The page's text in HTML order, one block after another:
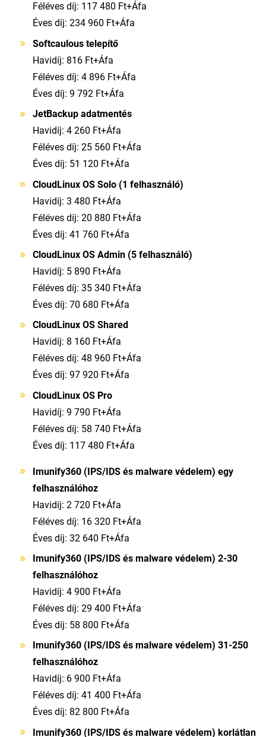
Féléves díj: 117 480 Ft+Áfa
Éves díj: 234 960 Ft+Áfa
Softcaulous telepítő
Havidíj: 816 Ft+Áfa
Féléves díj: 4 896 Ft+Áfa
Éves díj: 9 792 Ft+Áfa
JetBackup adatmentés
Havidíj: 4 260 Ft+Áfa
Féléves díj: 25 560 Ft+Áfa
Éves díj: 51 120 Ft+Áfa
CloudLinux OS Solo (1 felhasználó)
Havidíj: 3 480 Ft+Áfa
Féléves díj: 20 880 Ft+Áfa
Éves díj: 41 760 Ft+Áfa
CloudLinux OS Admin (5 felhasználó)
Havidíj: 5 890 Ft+Áfa
Féléves díj: 35 340 Ft+Áfa
Éves díj: 70 680 Ft+Áfa
CloudLinux OS Shared
Havidíj: 8 160 Ft+Áfa
Féléves díj: 48 960 Ft+Áfa
Éves díj: 97 920 Ft+Áfa
CloudLinux OS Pro
Havidíj: 9 790 Ft+Áfa
Féléves díj: 58 740 Ft+Áfa
Éves díj: 117 480 Ft+Áfa
Imunify360 (IPS/IDS és malware védelem) egy
felhasználóhoz
Havidíj: 2 720 Ft+Áfa
Féléves díj: 16 320 Ft+Áfa
Éves díj: 32 640 Ft+Áfa
Imunify360 (IPS/IDS és malware védelem) 2-30
felhasználóhoz
Havidíj: 4 900 Ft+Áfa
Féléves díj: 29 400 Ft+Áfa
Éves díj: 58 800 Ft+Áfa
Imunify360 (IPS/IDS és malware védelem) 31-250
felhasználóhoz
Havidíj: 6 900 Ft+Áfa
Féléves díj: 41 400 Ft+Áfa
Éves díj: 82 800 Ft+Áfa
Imunify360 (IPS/IDS és malware védelem) korlátlan